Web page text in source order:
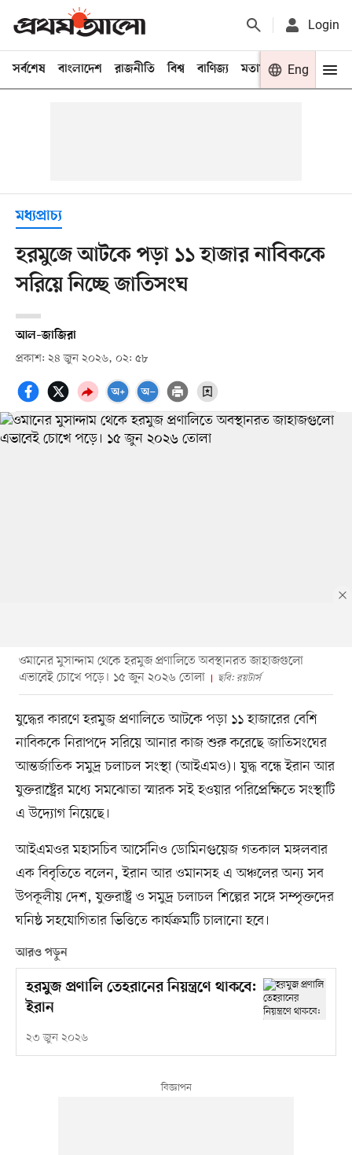
Login
সর্বশেষ বাংলাদেশ রাজনীতি বিশ্ব বাণিজ্য মতামত খেলা
Eng
মধ্যপ্রাচ্য
হরমুজে আটকে পড়া ১১ হাজার নাবিককে
সরিয়ে নিচ্ছে জাতিসংঘ
আল–জাজিরা
প্রকাশ: ২৪ জুন ২০২৬, ০২: ৫৮
ওমানের মুসান্দাম থেকে হরমুজ প্রণালিতে অবস্থানরত জাহাজগুলো
এভাবেই চোখে পড়ে। ১৫ জুন ২০২৬ তোলা
ছবি: রয়টার্স
যুদ্ধের কারণে হরমুজ প্রণালিতে আটকে পড়া ১১ হাজারের বেশি
নাবিককে নিরাপদে সরিয়ে আনার কাজ শুরু করেছে জাতিসংঘের
আন্তর্জাতিক সমুদ্র চলাচল সংস্থা (আইএমও)। যুদ্ধ বন্ধে ইরান আর
যুক্তরাষ্ট্রের মধ্যে সমঝোতা স্মারক সই হওয়ার পরিপ্রেক্ষিতে সংস্থাটি
এ উদ্যোগ নিয়েছে।
আইএমওর মহাসচিব আর্সেনিও ডোমিনগুয়েজ গতকাল মঙ্গলবার
এক বিবৃতিতে বলেন, ইরান আর ওমানসহ এ অঞ্চলের অন্য সব
উপকূলীয় দেশ, যুক্তরাষ্ট্র ও সমুদ্র চলাচল শিল্পের সঙ্গে সম্পৃক্তদের
ঘনিষ্ঠ সহযোগিতার ভিত্তিতে কার্যক্রমটি চালানো হবে।
আরও পড়ুন
হরমুজ প্রণালি তেহরানের নিয়ন্ত্রণে থাকবে:
ইরান
২৩ জুন ২০২৬